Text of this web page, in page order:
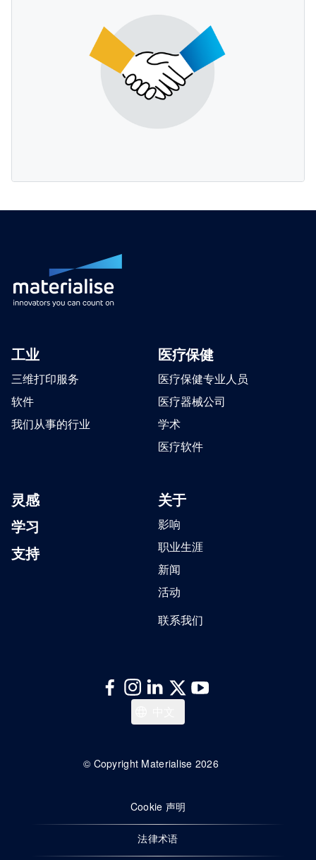
工业
三维打印服务
软件
我们从事的行业
医疗保健
医疗保健专业人员
医疗器械公司
学术
医疗软件
灵感
学习
支持
关于
影响
职业生涯
新闻
活动
联系我们
Italiano
Deutsch
English
© Copyright Materialise 2026
Cookie 声明
法律术语